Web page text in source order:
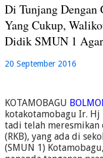
Di Tunjang Dengan
Yang Cukup,
Didik SMUN 1
20 September 2016
KOTAMOBAGU
kotakotamobagu Ir. Hj
tadi telah meresmikan
(RKB), yang ada di
(SMUN 1)